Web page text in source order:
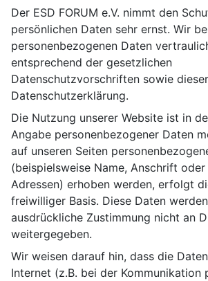
Der ESD FORUM e.V. nimmt den
persönlichen Daten sehr ernst. Wir
personenbezogenen Daten
entsprechend der gesetzlichen
Datenschutzvorschriften sowie dieser
Datenschutzerklärung.
Die Nutzung unserer Website ist in
Angabe personenbezogener Daten
auf unseren Seiten
(beispielsweise Name, Anschrift
Adressen) erhoben werden, erfolgt
freiwilliger Basis. Diese Daten
ausdrückliche Zustimmung nicht an
weitergegeben.
Wir weisen darauf hin, dass die
Internet (z.B. bei der Kommunikation